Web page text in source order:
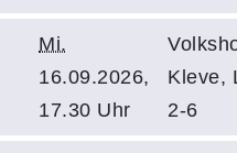
Mi.
16.09.2026,
17.30 Uhr
Kleve,
2-6